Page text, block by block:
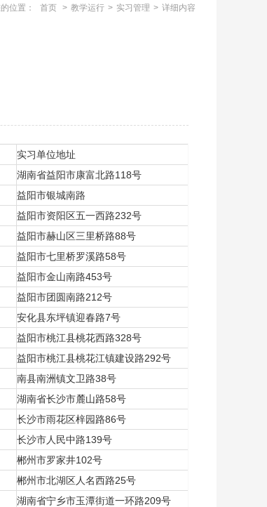
位置： 首页 > 教学运行 > 实习管理 > 详细内容
实习单位地址
湖南省益阳市康富北路118号
益阳市银城南路
益阳市资阳区五一西路232号
益阳市赫山区三里桥路88号
益阳市七里桥罗溪路58号
益阳市金山南路453号
益阳市团圆南路212号
安化县东坪镇迎春路7号
益阳市桃江县桃花西路328号
益阳市桃江县桃花江镇建设路292号
南县南洲镇文卫路38号
湖南省长沙市麓山路58号
长沙市雨花区梓园路86号
长沙市人民中路139号
郴州市罗家井102号
郴州市北湖区人名西路25号
湖南省宁乡市玉潭街道一环路209号